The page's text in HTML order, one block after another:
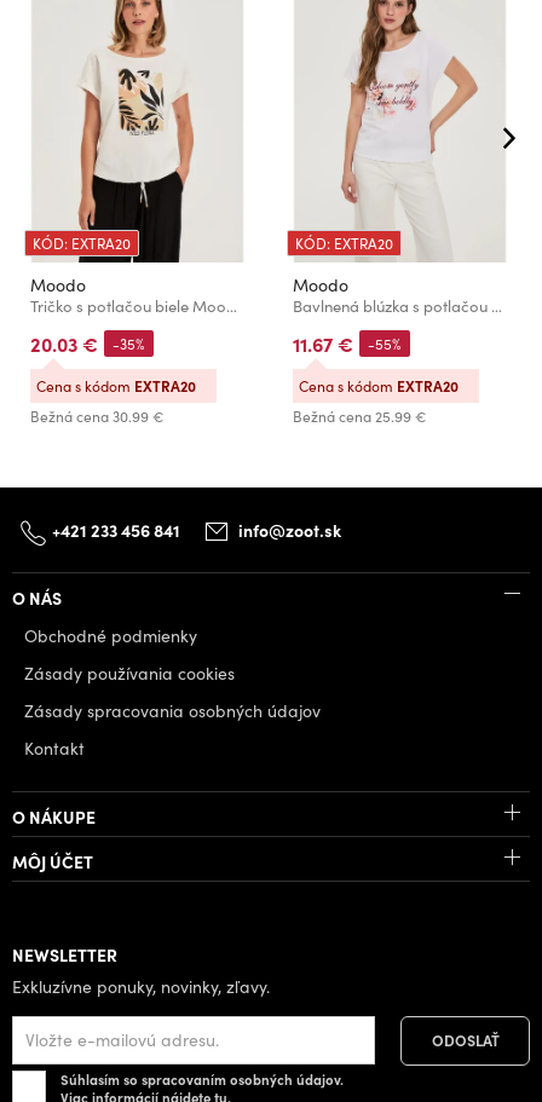
KÓD: EXTRA20
Moodo
Tričko s potlačou biele Moodo
20.03 €
Bežná cena30.99 €
-35%
Cena s kódom EXTRA20
KÓD: EXTRA20
Moodo
Bavlnená blúzka s potlačou biela Moodo
11.67 €
Bežná cena25.99 €
-55%
Cena s kódom EXTRA20
+421 233 456 841 info@zoot.sk
O NÁS
Obchodné podmienky
Zásady používania cookies
Zásady spracovania osobných údajov
Kontakt
O NÁKUPE
MÔJ ÚČET
NEWSLETTER
Exkluzívne ponuky, novinky, zľavy.
Súhlasím so spracovaním osobných údajov.
Viac informácií nájdetetu.